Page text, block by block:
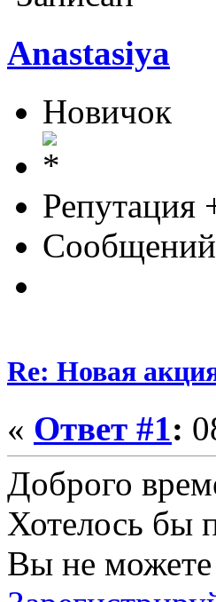
Anastasiya
Новичок
Репутация
Re: Новая
« Ответ #1 :
Доброго
Хотелось бы
Вы не можете